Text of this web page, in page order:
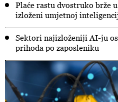
Plaće rastu dvostruko brže
izloženi umjetnoj
Sektori najizloženiji AI-ju
prihoda po zaposleniku